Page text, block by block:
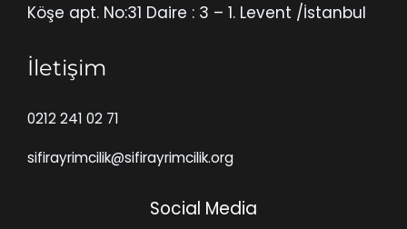
Köşe apt. No:31 Daire : 3 – 1. Levent /İstanbul
İletişim
0212 241 02 71
sifirayrimcilik@sifirayrimcilik.org
Social Media